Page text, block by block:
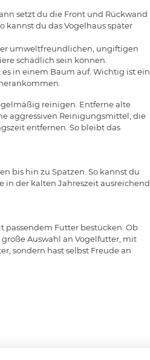
setzt du die Front und Rückwand
kannst du das Vogelhaus später
umweltfreundlichen, ungiftigen
schädlich sein können.
in einem Baum auf. Wichtig ist ein
reinigen. Entferne alte
aggressiven Reinigungsmittel, die
entfernen. So bleibt das
bis hin zu Spatzen. So kannst du
der kalten Jahreszeit ausreichend
passendem Futter bestücken. Ob
Auswahl an Vogelfutter, mit
sondern hast selbst Freude an